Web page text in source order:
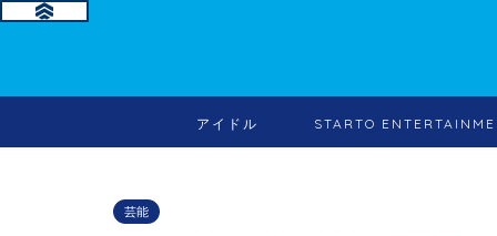
アイドル STARTO
芸能